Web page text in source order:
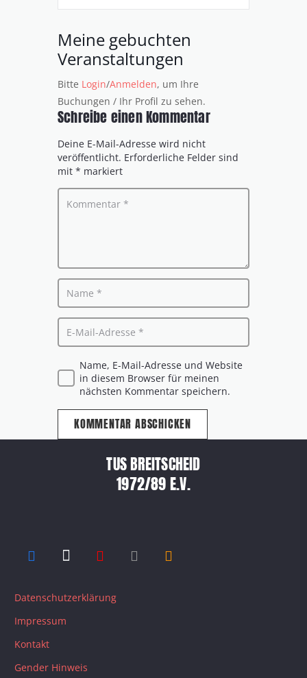
Meine gebuchten
Veranstaltungen
Bitte Login/Anmelden, um Ihre
Buchungen / Ihr Profil zu sehen.
Schreibe einen Kommentar
Deine E-Mail-Adresse wird nicht
veröffentlicht. Erforderliche Felder sind
mit * markiert
Name, E-Mail-Adresse und Website
in diesem Browser für meinen
nächsten Kommentar speichern.
KOMMENTAR ABSCHICKEN
TUS BREITSCHEID
1972/89 E.V.
Datenschutzerklärung
Impressum
Kontakt
Gender Hinweis